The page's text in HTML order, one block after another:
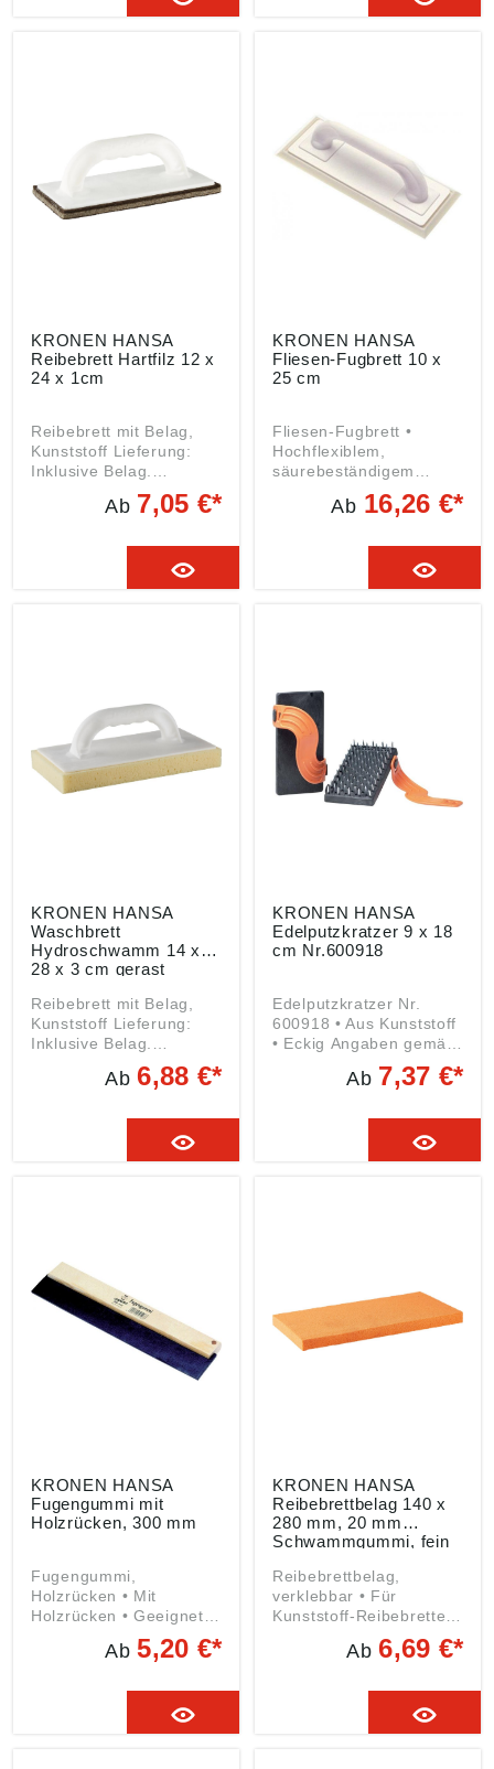
Gewerbering 17, 49393
Gewerbering 17, 49393
KRONEN HANSA
Reibebrett Hartfilz 12 x
24 x 1cm
Reibebrett mit Belag,
Kunststoff Lieferung:
Inklusive Belag.
Angaben gemäß
Produktsicherheitsveror
Kronen-Hansa-Werk
Gewerbering 17, 49393
Ab 7,05 €*
KRONEN HANSA
Fliesen-Fugbrett 10 x
25 cm
Fliesen-Fugbrett •
Hochflexiblem,
säurebeständigem
Spezialbelag • Geeignet
zum Einfugen von
keramischen
dnung ((EU) 2023/998):
Kronen-Hansa-Werk
GmbH & Co.KG,
Gewerbering 17, 49393
Lohne, DE,
info@kronen-hansa-
werk.com
Ab 16,26 €*
KRONEN HANSA
Waschbrett
Hydroschwamm 14 x
28 x 3 cm gerast
Reibebrett mit Belag,
Kunststoff Lieferung:
Inklusive Belag.
Angaben gemäß
Produktsicherheitsveror
Kronen-Hansa-Werk
Gewerbering 17, 49393
Ab6,88 €*
KRONEN HANSA
Edelputzkratzer 9 x 18
cm Nr.600918
Edelputzkratzer Nr.
600918 • Aus Kunststoff
• Eckig Angaben gemäß
Produktsicherheitsveror
dnung ((EU) 2023/998):
GmbH & Co.KG,
Gewerbering 17, 49393
Ab 7,37 €*
KRONEN HANSA
Fugengummi mit
Holzrücken, 300 mm
Fugengummi,
Holzrücken • Mit
Holzrücken • Geeignet
zum Verfugen Angaben
dnung ((EU) 2023/998):
Kronen-Hansa-Werk
GmbH & Co.KG,
Ab5,20 €*
KRONEN HANSA
Reibebrettbelag 140 x
280 mm, 20 mm
Schwammgummi, fein
Reibebrettbelag,
verklebbar • Für
Kunststoff-Reibebretter
• Verklebbar, nicht
selbstklebend Angaben
Produktsicherheitsveror
dnung ((EU) 2023/998):
Kronen-Hansa-Werk
Ab6,69 €*